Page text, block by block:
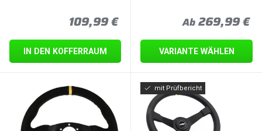
Normaler Preis
109,99 €
IN DEN KOFFERRAUM
Normaler
Ab269,99 €
VARIANTE WÄHLEN
mit Prüfbericht